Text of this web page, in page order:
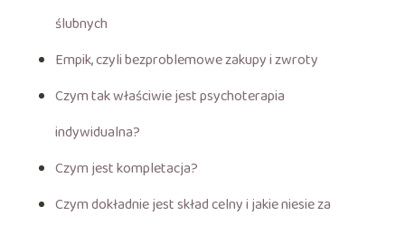
ślubnych
Empik, czyli bezproblemowe zakupy i zwroty
Czym tak właściwie jest psychoterapia
indywidualna?
Czym jest kompletacja?
Czym dokładnie jest skład celny i jakie niesie za